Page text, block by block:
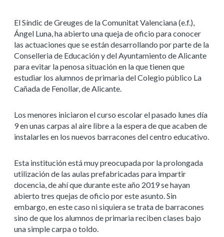
El Síndic de Greuges de la Comunitat Valenciana (e.f.),
Ángel Luna, ha abierto una queja de oficio para conocer
las actuaciones que se están desarrollando por parte de la
Conselleria de Educación y del Ayuntamiento de Alicante
para evitar la penosa situación en la que tienen que
estudiar los alumnos de primaria del Colegio público La
Cañada de Fenollar, de Alicante.
Los menores iniciaron el curso escolar el pasado lunes día
9 en unas carpas al aire libre a la espera de que acaben de
instalarles en los nuevos barracones del centro educativo.
Esta institución está muy preocupada por la prolongada
utilización de las aulas prefabricadas para impartir
docencia, de ahí que durante este año 2019 se hayan
abierto tres quejas de oficio por este asunto. Sin
embargo, en este caso ni siquiera se trata de barracones
sino de que los alumnos de primaria reciben clases bajo
una simple carpa o toldo.